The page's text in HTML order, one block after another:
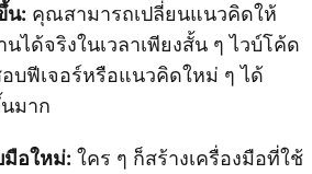
น: คุณสามารถเปลี่ยนแนวคิดให้
ได้จริงในเวลาเพียงสั้น ๆ ไวบ์โค้ด
บฟีเจอร์หรือแนวคิดใหม่ ๆ ได้
มาก
มือใหม่: ใคร ๆ ก็สร้างเครื่องมือที่ใช้